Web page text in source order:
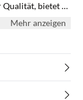
bietet es
ist. Das
hervor. Mit
Probieren Sie
Mehr anzeigen